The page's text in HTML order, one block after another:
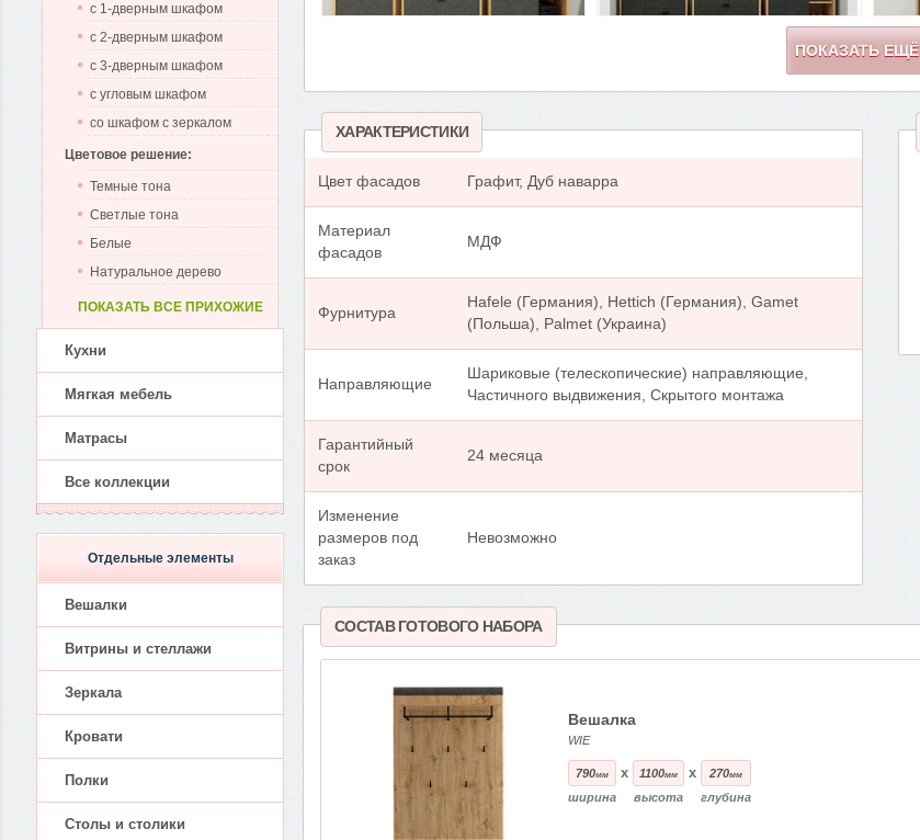
ПОКАЗАТЬ ЕЩЁ
ХАРАКТЕРИСТИКИ
Цвет фасадов Графит, Дуб наварра
Материал
фасадов
МДФ
Фурнитура
Hafеle (Германия), Hettich (Германия), Gamet
(Польша), Palmet (Украина)
Направляющие
Шариковые (телескопические) направляющие,
Частичного выдвижения, Скрытого монтажа
Гарантийный
срок
24 месяца
Изменение
размеров под
заказ
Невозможно
СОСТАВ ГОТОВОГО НАБОРА
Вешалка
WIE
790мм
ширина
x 1100мм
высота
x 270мм
глубина
с 1-дверным шкафом
с 2-дверным шкафом
с 3-дверным шкафом
с угловым шкафом
со шкафом с зеркалом
Цветовое решение:
Темные тона
Светлые тона
Белые
Натуральное дерево
ПОКАЗАТЬ ВСЕ ПРИХОЖИЕ
Кухни
Мягкая мебель
Матрасы
Все коллекции
Отдельные элементы
Вешалки
Витрины и стеллажи
Зеркала
Кровати
Полки
Столы и столики